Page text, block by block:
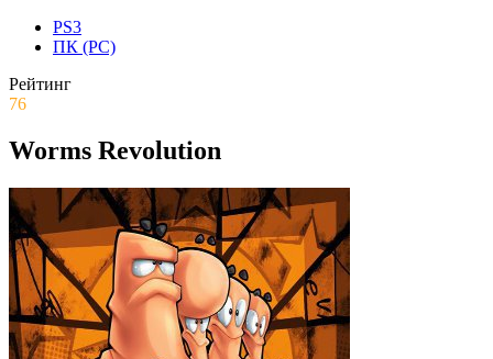
PS3
ПК (PC)
Рейтинг
76
Worms Revolution